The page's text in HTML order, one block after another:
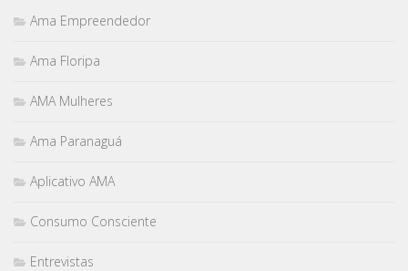
Ama Empreendedor
Ama Floripa
AMA Mulheres
Ama Paranaguá
Aplicativo AMA
Consumo Consciente
Entrevistas